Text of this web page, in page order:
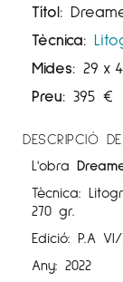
Títol:
Tècnica:
Mides: 29 x
Preu: 395 €
DESCRIPCIÓ
L'obra
Tècnica:
270 gr.
Edició: P.A
Any: 2022